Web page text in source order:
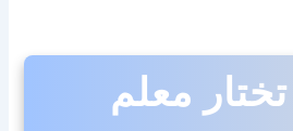
تختار معلم